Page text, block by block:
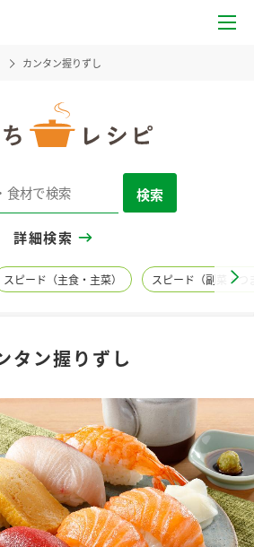
調味酢
カンタン握りずし
検索
詳細検索
スピード（主食・主菜） スピード（副菜・つ
タン握りずし